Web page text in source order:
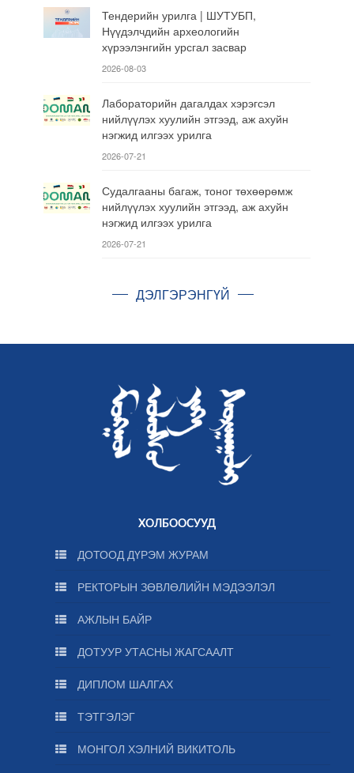
Тендерийн урилга | ШУТУБП,
Нүүдэлчдийн археологийн
хүрээлэнгийн урсгал засвар
2026-08-03
Лабораторийн дагалдах хэрэгсэл
нийлүүлэх хуулийн этгээд, аж ахуйн
нэгжид илгээх урилга
2026-07-21
Судалгааны багаж, тоног төхөөрөмж
нийлүүлэх хуулийн этгээд, аж ахуйн
нэгжид илгээх урилга
2026-07-21
ДЭЛГЭРЭНГҮЙ
ХОЛБООСУУД
ДОТООД ДҮРЭМ ЖУРАМ
РЕКТОРЫН ЗӨВЛӨЛИЙН МЭДЭЭЛЭЛ
АЖЛЫН БАЙР
ДОТУУР УТАСНЫ ЖАГСААЛТ
ДИПЛОМ ШАЛГАХ
ТЭТГЭЛЭГ
МОНГОЛ ХЭЛНИЙ ВИКИТОЛЬ